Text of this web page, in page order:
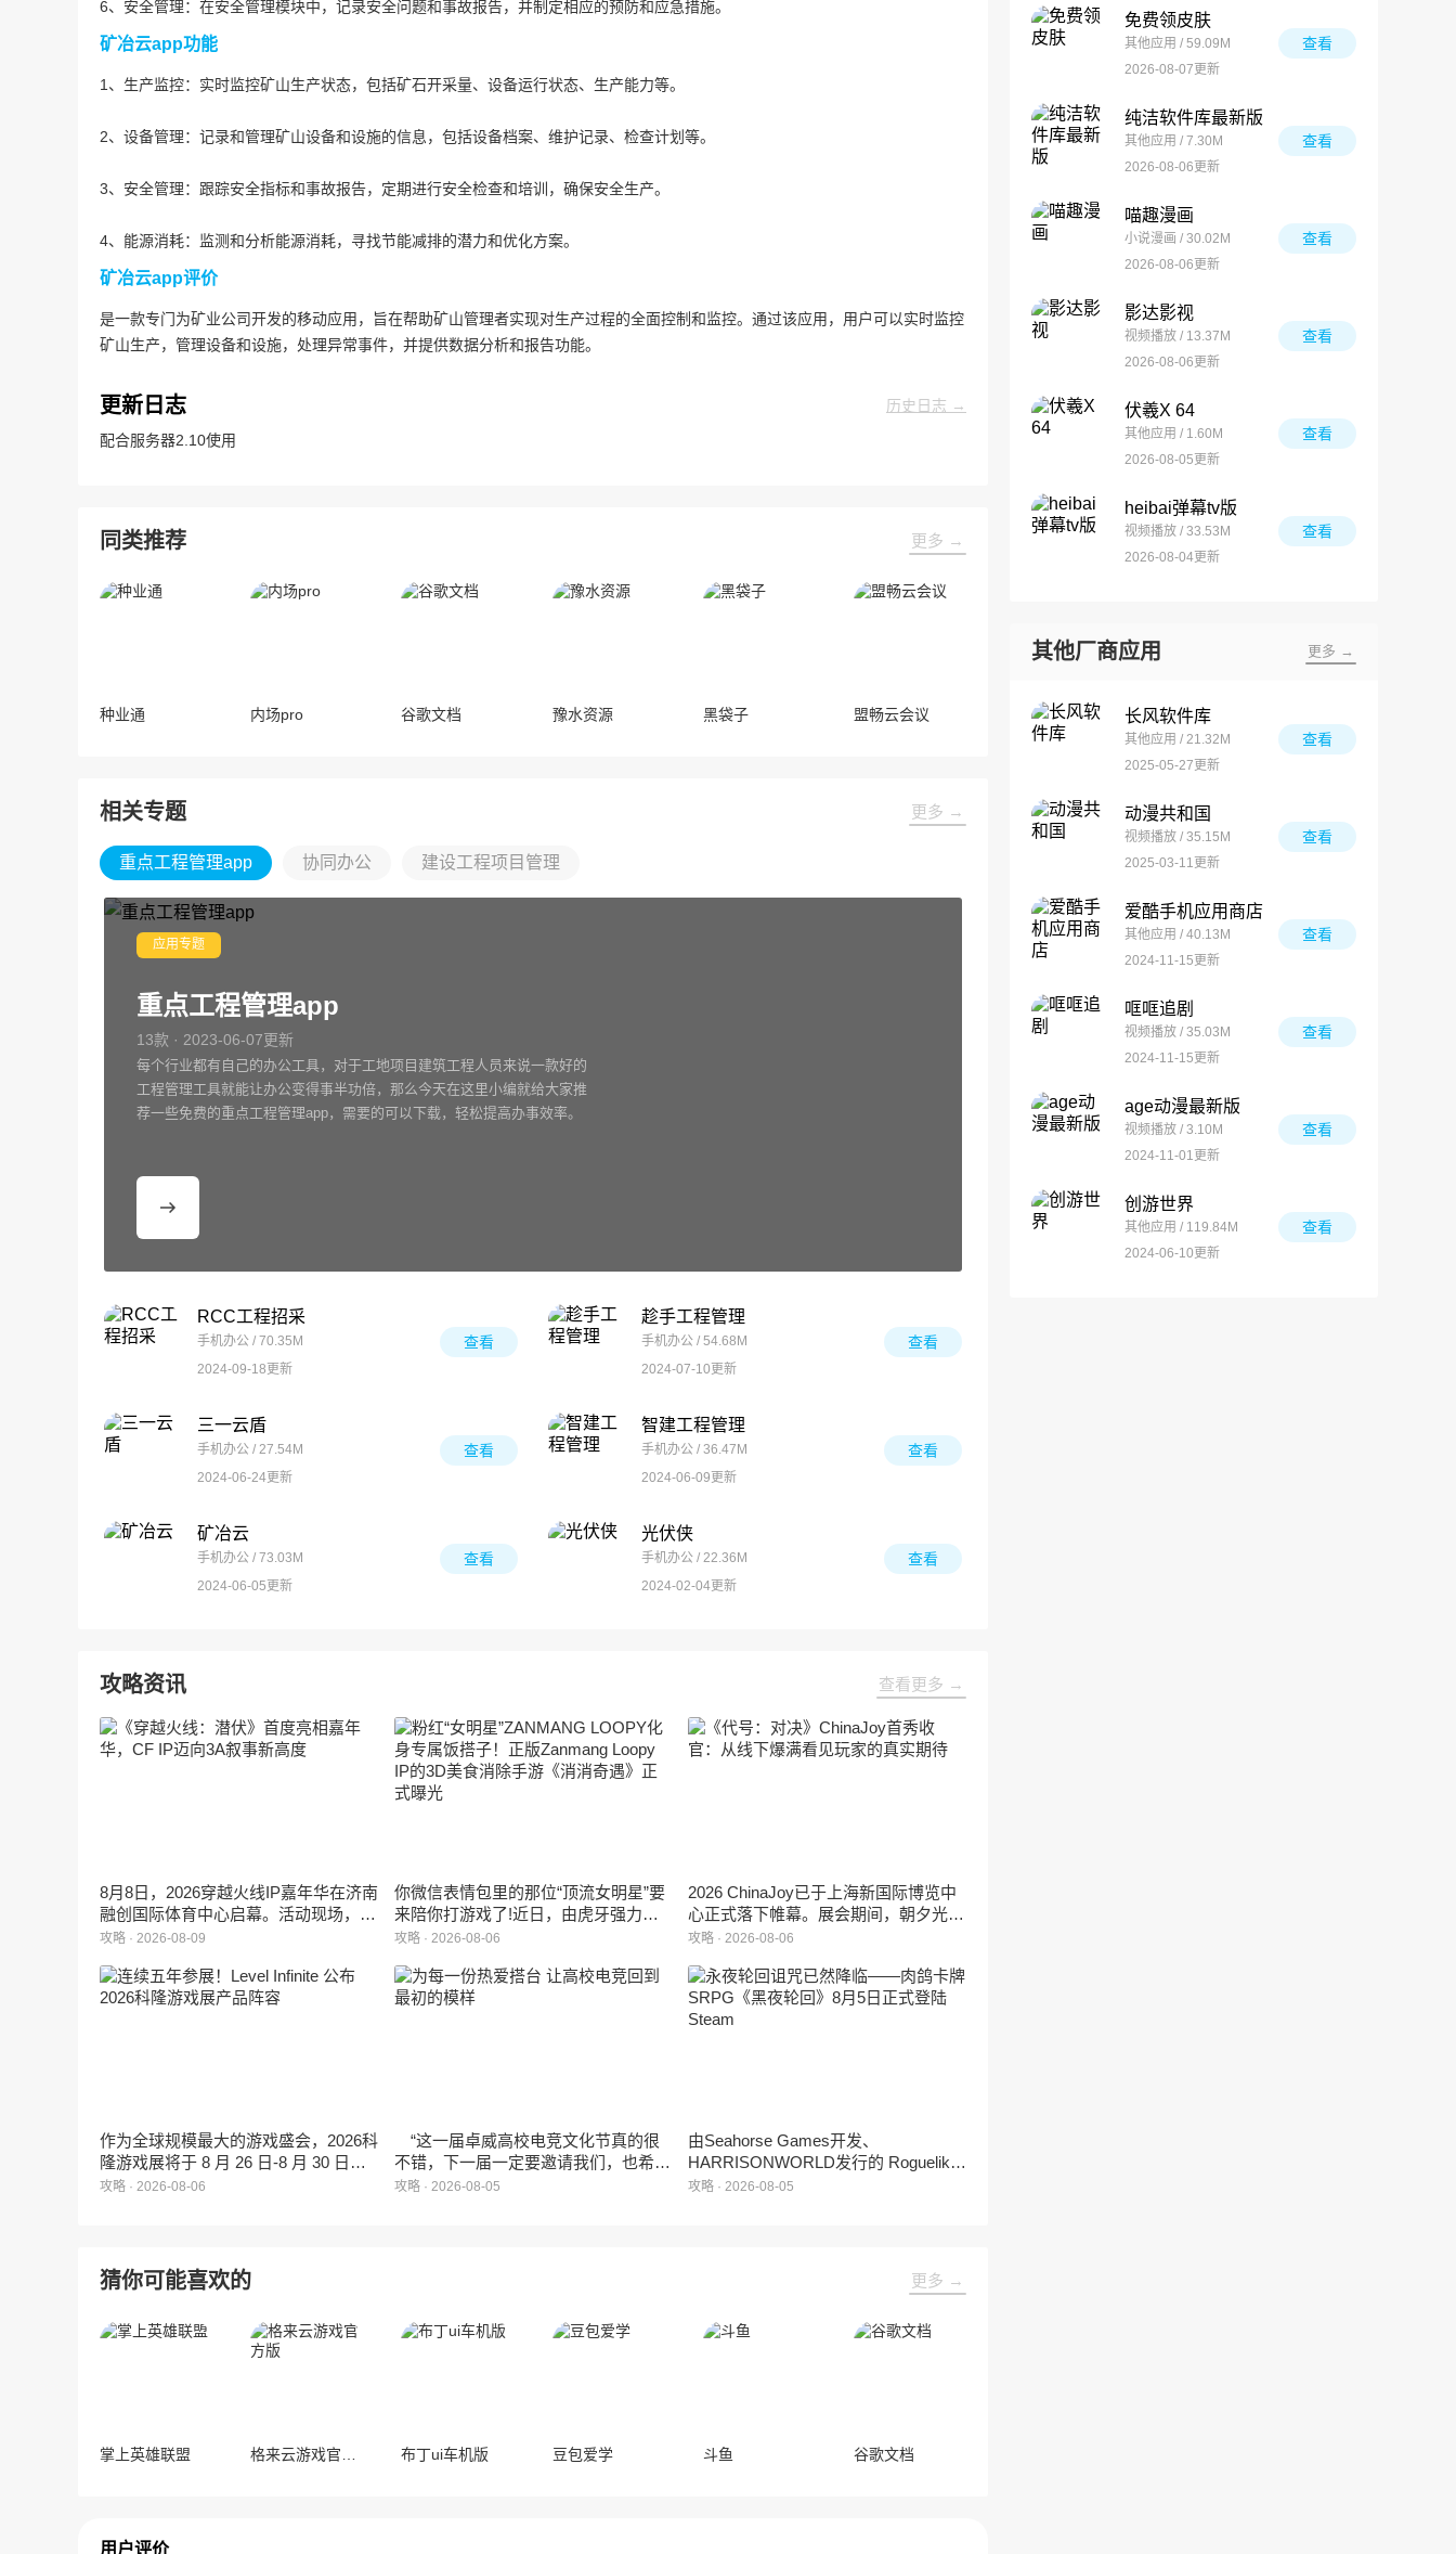
6、安全管理：在安全管理模块中，记录安全问题和事故报告，并制定相应的预防和应急措施。
矿冶云app功能
1、生产监控：实时监控矿山生产状态，包括矿石开采量、设备运行状态、生产能力等。
2、设备管理：记录和管理矿山设备和设施的信息，包括设备档案、维护记录、检查计划等。
3、安全管理：跟踪安全指标和事故报告，定期进行安全检查和培训，确保安全生产。
4、能源消耗：监测和分析能源消耗，寻找节能减排的潜力和优化方案。
矿冶云app评价
是一款专门为矿业公司开发的移动应用，旨在帮助矿山管理者实现对生产过程的全面控制和监控。通过该应用，用户可以实时监控
矿山生产，管理设备和设施，处理异常事件，并提供数据分析和报告功能。
更新日志
历史日志 →
配合服务器2.10使用
同类推荐 更多 →
种业通 内场pro 谷歌文档 豫水资源 黑袋子 盟畅云会议
相关专题 更多 →
重点工程管理app 协同办公 建设工程项目管理
应用专题
重点工程管理app
13款 · 2023-06-07更新
每个行业都有自己的办公工具，对于工地项目建筑工程人员来说一款好的
工程管理工具就能让办公变得事半功倍，那么今天在这里小编就给大家推
荐一些免费的重点工程管理app，需要的可以下载，轻松提高办事效率。
RCC工程招采
手机办公 / 70.35M
2024-09-18更新
查看
趁手工程管理
手机办公 / 54.68M
2024-07-10更新
查看
三一云盾
手机办公 / 27.54M
2024-06-24更新
查看
智建工程管理
手机办公 / 36.47M
2024-06-09更新
查看
矿冶云
手机办公 / 73.03M
2024-06-05更新
查看
光伏侠
手机办公 / 22.36M
2024-02-04更新
查看
攻略资讯 查看更多 →
8月8日，2026穿越火线IP嘉年华在济南
融创国际体育中心启幕。活动现场，腾
讯互娱K1合作部总经理许光正式公布
潜伏》。
攻略 · 2026-08-09
你微信表情包里的那位“顶流女明星”要
来陪你打游戏了!近日，由虎牙强力发
行、正版Zanmang Loopy(赞萌露比)IP
遇》正式曝光。这款产品巧妙融合了
3D立体消除、模拟经营与丰富的互动
攻略 · 2026-08-06
2026 ChinaJoy已于上海新国际博览中
心正式落下帷幕。展会期间，朝夕光年
旗下蓝海工作室自研的多英雄策略射击
相，并向玩家开放试玩。
攻略 · 2026-08-06
作为全球规模最大的游戏盛会，2026科
隆游戏展将于 8 月 26 日-8 月 30 日在
德国举行。日前，科隆游戏展官方宣
攻略 · 2026-08-06
“这一届卓威高校电竞文化节真的很
不错，下一届一定要邀请我们，也希望
能给更多同学一个来到现场的机会。”
攻略 · 2026-08-05
由Seahorse Games开发、
HARRISONWORLD发行的 Roguelike
卡牌战棋游戏 《黑夜轮回》于2026年8
攻略 · 2026-08-05
猜你可能喜欢的 更多 →
掌上英雄联盟 布丁ui车机版 豆包爱学 斗鱼 谷歌文档
用户评价
免费领皮肤
其他应用 / 59.09M
2026-08-07更新
查看
纯洁软件库最新版
其他应用 / 7.30M
2026-08-06更新
查看
喵趣漫画
小说漫画 / 30.02M
2026-08-06更新
查看
影达影视
视频播放 / 13.37M
2026-08-06更新
查看
伏羲X 64
其他应用 / 1.60M
2026-08-05更新
查看
heibai弹幕tv版
视频播放 / 33.53M
2026-08-04更新
查看
其他厂商应用 更多 →
长风软件库
其他应用 / 21.32M
2025-05-27更新
查看
动漫共和国
视频播放 / 35.15M
2025-03-11更新
查看
爱酷手机应用商店
其他应用 / 40.13M
2024-11-15更新
查看
哐哐追剧
视频播放 / 35.03M
2024-11-15更新
查看
age动漫最新版
视频播放 / 3.10M
2024-11-01更新
查看
创游世界
其他应用 / 119.84M
2024-06-10更新
查看